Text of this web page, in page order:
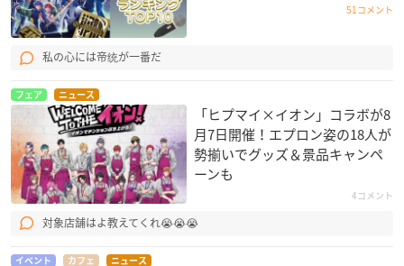
51コメント
私の心には帝统が一番だ
フェア ニュース
「ヒプマイ×イオン」コラボが8
月7日開催！エプロン姿の18人が
勢揃いでグッズ＆景品キャンペ
ーンも
4コメント
対象店舗はよ教えてくれ😭😭😭
イベント カフェ ニュース